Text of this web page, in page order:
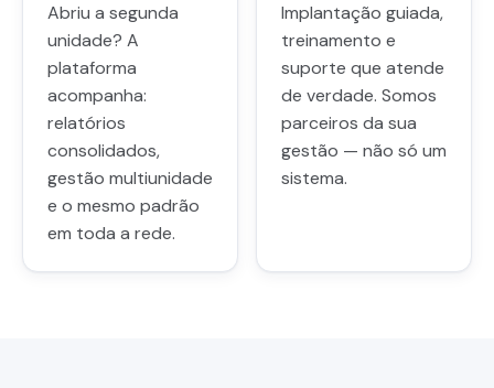
Abriu a segunda
unidade? A
plataforma
acompanha:
relatórios
consolidados,
gestão multiunidade
e o mesmo padrão
em toda a rede.
Implantação guiada,
treinamento e
suporte que atende
de verdade. Somos
parceiros da sua
gestão — não só um
sistema.